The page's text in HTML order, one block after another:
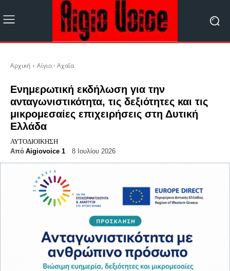
Αρχική Αίγιο - Αχαΐα
Ενημερωτική εκδήλωση για την
ανταγωνιστικότητα, τις δεξιότητες και τις
μικρομεσαίες επιχειρήσεις στη Δυτική
Ελλάδα
ΑΥΤΟΔΙΟΊΚΗΣΗ
Από Aigiovoice 1 8 Ιουλίου 2026